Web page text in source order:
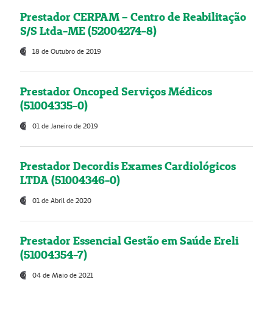
Prestador CERPAM – Centro de Reabilitação
S/S Ltda-ME (52004274-8)
18 de Outubro de 2019
Prestador Oncoped Serviços Médicos
(51004335-0)
01 de Janeiro de 2019
Prestador Decordis Exames Cardiológicos
LTDA (51004346-0)
01 de Abril de 2020
Prestador Essencial Gestão em Saúde Ereli
(51004354-7)
04 de Maio de 2021